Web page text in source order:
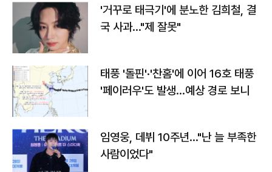
'거꾸로 태극기'에 분노한 김희철, 결
국 사과…"제 잘못"
태풍 '돌핀'·'찬홈'에 이어 16호 태풍
'페이러우'도 발생…예상 경로 보니
임영웅, 데뷔 10주년…"난 늘 부족한
사람이었다"